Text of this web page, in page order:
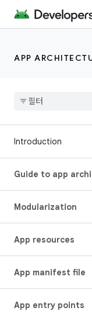
APP
Introduction
Guide to app
Modularization
App resources
App manifest file
App entry points